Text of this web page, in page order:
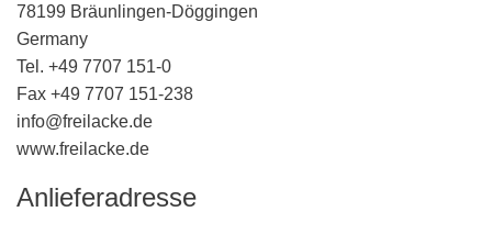
78199 Bräunlingen-Döggingen
Germany
Tel. +49 7707 151-0
Fax +49 7707 151-238
info@freilacke.de
www.freilacke.de
Anlieferadresse